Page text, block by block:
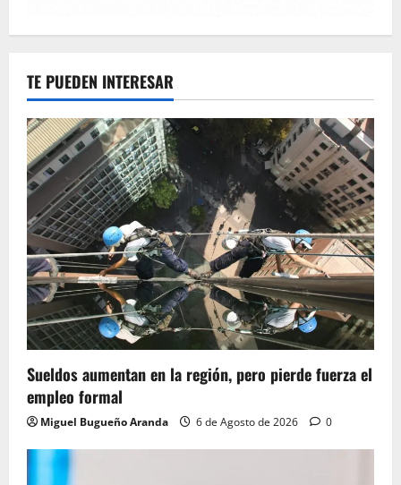
TE PUEDEN INTERESAR
Sueldos aumentan en la región, pero pierde fuerza el
empleo formal
Miguel Bugueño Aranda 6 de Agosto de 2026 0